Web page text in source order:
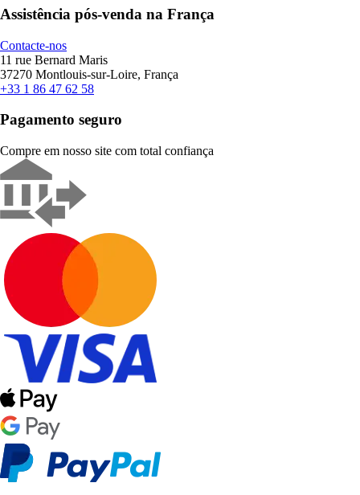
Assistência pós-venda na França
Contacte-nos
11 rue Bernard Maris
37270 Montlouis-sur-Loire, França
+33 1 86 47 62 58
Pagamento seguro
Compre em nosso site com total confiança